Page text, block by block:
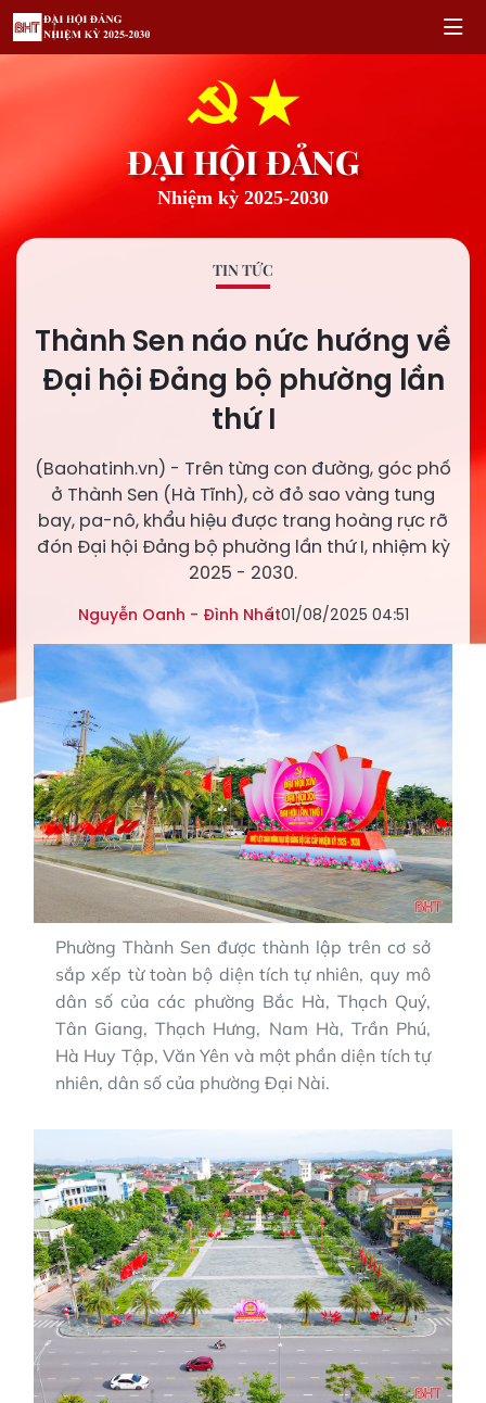
ĐẠI HỘI ĐẢNG
Nhiệm kỳ 2025-2030
TIN TỨC
Thành Sen náo nức hướng về
Đại hội Đảng bộ phường lần
thứ I
(Baohatinh.vn) - Trên từng con đường, góc phố
ở Thành Sen (Hà Tĩnh), cờ đỏ sao vàng tung
bay, pa-nô, khẩu hiệu được trang hoàng rực rỡ
đón Đại hội Đảng bộ phường lần thứ I, nhiệm kỳ
2025 - 2030.
Nguyễn Oanh - Đình Nhất01/08/2025 04:51
Phường Thành Sen được thành lập trên cơ sở
sắp xếp từ toàn bộ diện tích tự nhiên, quy mô
dân số của các phường Bắc Hà, Thạch Quý,
Tân Giang, Thạch Hưng, Nam Hà, Trần Phú,
Hà Huy Tập, Văn Yên và một phần diện tích tự
nhiên, dân số của phường Đại Nài.